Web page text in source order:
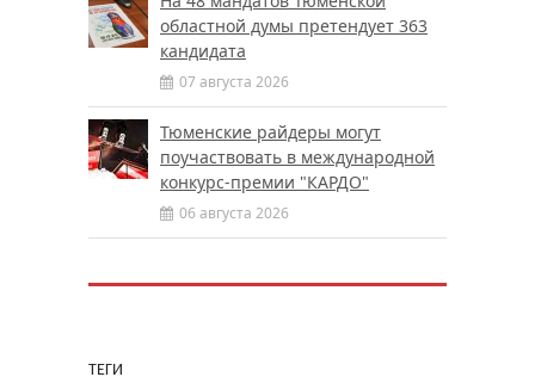
областной думы претендует 363
кандидата
07 августа 2026
Тюменские райдеры могут
поучаствовать в международной
конкурс-премии "КАРДО"
06 августа 2026
ТЕГИ